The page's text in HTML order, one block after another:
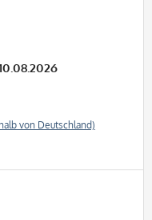
von Deutschland)